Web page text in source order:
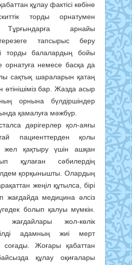
құлау фактісі көбіне
торды орнатумен
Тұрғындарға арнайы
тапсырыс беру
торды балалардың бойы
орнатуға немесе басқа да
сақтық шараларын қатаң
өтінішіміз бар. Жазда асыр
орнына бүлдіршіндер
қамалуға мәжбүр.
дәрігерлер қол-аяғы
пациенттерден қолы
қақтыру үшін ашқан
құлаған сәбилердің
қорқынышты. Олардың
жеңіл құтылса, бірі
жағдайда медицина әлсіз
болып қалуы мүмкін.
жағдайлары жол-көлік
адамның жиі мерт
соғады. Жоғары қабаттан
құлау оқиғалары